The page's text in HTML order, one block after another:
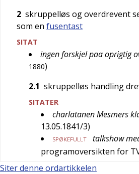
2 skruppelløs og overdrevent
som en fusentast
SITAT
ingen forskjel paa oprigtig
1880)
2.1 skruppelløs handling
SITATER
charlatanen Mesmers
13.05.1841/3)
SPØKEFULLT talkshow
programoversikten for
Siter denne ordartikkelen